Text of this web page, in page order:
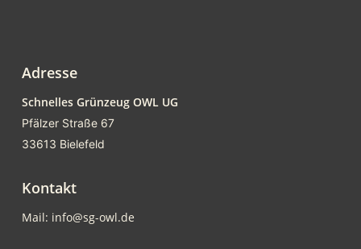
Adresse
Schnelles Grünzeug OWL UG
Pfälzer Straße 67
33613 Bielefeld
Kontakt
Mail: info@sg-owl.de